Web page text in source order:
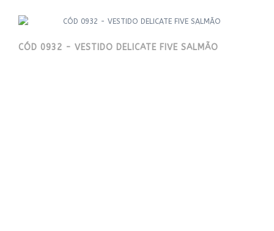
CÓD 0932 - VESTIDO DELICATE FIVE SALMÃO